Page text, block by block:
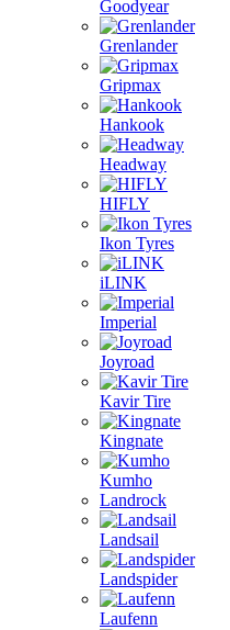
Goodyear
Grenlander
Gripmax
Hankook
Headway
HIFLY
Ikon Tyres
iLINK
Imperial
Joyroad
Kavir Tire
Kingnate
Kumho
Landrock
Landsail
Landspider
Laufenn